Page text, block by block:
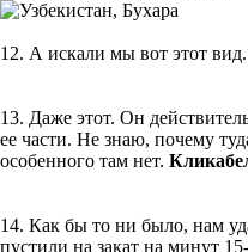
12. А искали мы вот этот вид.
13. Даже этот. Он
ее части. Не знаю, почему
особенного там нет.
14. Как бы то ни было, нам
пустили на закат на минут